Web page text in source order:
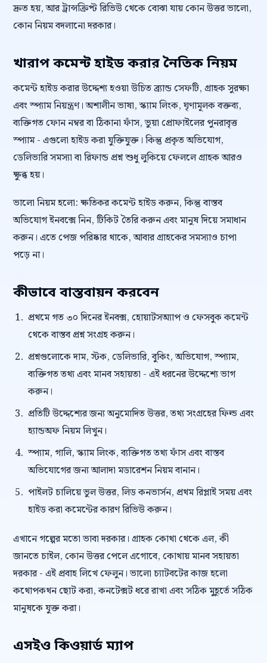
দ্রুত হয়, আর ট্রান্সক্রিপ্ট রিভিউ থেকে বোঝা যায় কোন উত্তর ভালো,
কোন নিয়ম বদলানো দরকার।
খারাপ কমেন্ট হাইড করার নৈতিক নিয়ম
কমেন্ট হাইড করার উদ্দেশ্য হওয়া উচিত ব্র্যান্ড সেফটি, গ্রাহক সুরক্ষা
এবং স্প্যাম নিয়ন্ত্রণ। অশালীন ভাষা, স্ক্যাম লিংক, ঘৃণামূলক বক্তব্য,
ব্যক্তিগত ফোন নম্বর বা ঠিকানা ফাঁস, ভুয়া প্রোফাইলের পুনরাবৃত্ত
স্প্যাম - এগুলো হাইড করা যুক্তিযুক্ত। কিন্তু প্রকৃত অভিযোগ,
ডেলিভারি সমস্যা বা রিফান্ড প্রশ্ন শুধু লুকিয়ে ফেললে গ্রাহক আরও
ক্ষুব্ধ হয়।
ভালো নিয়ম হলো: ক্ষতিকর কমেন্ট হাইড করুন, কিন্তু বাস্তব
অভিযোগ ইনবক্সে নিন, টিকিট তৈরি করুন এবং মানুষ দিয়ে সমাধান
করুন। এতে পেজ পরিষ্কার থাকে, আবার গ্রাহকের সমস্যাও চাপা
পড়ে না।
কীভাবে বাস্তবায়ন করবেন
প্রথমে গত ৩০ দিনের ইনবক্স, হোয়াটসঅ্যাপ ও ফেসবুক কমেন্ট
থেকে বাস্তব প্রশ্ন সংগ্রহ করুন।
প্রশ্নগুলোকে দাম, স্টক, ডেলিভারি, বুকিং, অভিযোগ, স্প্যাম,
ব্যক্তিগত তথ্য এবং মানব সহায়তা - এই ধরনের উদ্দেশ্যে ভাগ
করুন।
প্রতিটি উদ্দেশ্যের জন্য অনুমোদিত উত্তর, তথ্য সংগ্রহের ফিল্ড এবং
হ্যান্ডঅফ নিয়ম লিখুন।
স্প্যাম, গালি, স্ক্যাম লিংক, ব্যক্তিগত তথ্য ফাঁস এবং বাস্তব
অভিযোগের জন্য আলাদা মডারেশন নিয়ম বানান।
পাইলট চালিয়ে ভুল উত্তর, লিড কনভার্সন, প্রথম রিপ্লাই সময় এবং
হাইড করা কমেন্টের কারণ রিভিউ করুন।
এখানে গল্পের মতো ভাবা দরকার। গ্রাহক কোথা থেকে এল, কী
জানতে চাইল, কোন উত্তর পেলে এগোবে, কোথায় মানব সহায়তা
দরকার - এই প্রবাহ লিখে ফেলুন। ভালো চ্যাটবটের কাজ হলো
কথোপকথন ছোট করা, কনটেক্সট ধরে রাখা এবং সঠিক মুহূর্তে সঠিক
মানুষকে যুক্ত করা।
এসইও কিওয়ার্ড ম্যাপ